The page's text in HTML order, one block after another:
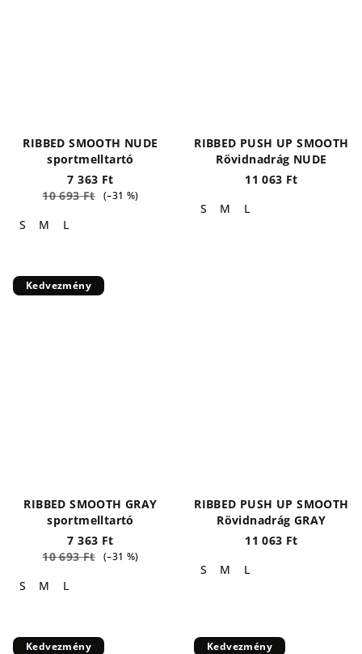
RIBBED SMOOTH NUDE
sportmelltartó
7 363 Ft
10 693 Ft (–31 %)
S M L
RIBBED PUSH UP SMOOTH
Rövidnadrág NUDE
11 063 Ft
S
M L
Kedvezmény
RIBBED SMOOTH GRAY
sportmelltartó
7 363 Ft
10 693 Ft (–31 %)
S M L
RIBBED PUSH UP SMOOTH
Rövidnadrág GRAY
11 063 Ft
S
M L
Kedvezmény Kedvezmény